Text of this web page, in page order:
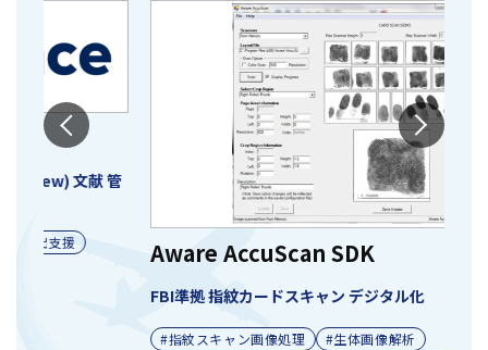
Aware AccuScan SDK
FBI準拠 指紋カードスキャン デジタル化
#指紋スキャン画像処理
#生体画像解析